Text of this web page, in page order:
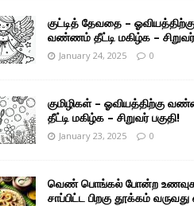
குட்டித் தேவதை – ஓவியத்திற்கு
வண்ணம் தீட்டி மகிழ்க – சிறுவர்
January 24, 2025 0
குமிழிகள் – ஓவியத்திற்கு
தீட்டி மகிழ்க – சிறுவர் பகுதி!
January 23, 2025 0
வெண் பொங்கல் போன்ற
சாப்பிட்ட பிறகு தூக்கம்